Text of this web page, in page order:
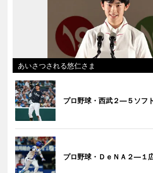
あいさつされる悠仁さま
プロ野球・西武２―５ソフ
プロ野球・ＤｅＮＡ２―１